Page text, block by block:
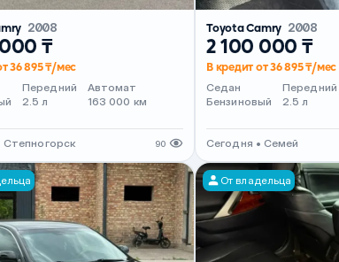
2008
₸
36 895 ₸/мес
Передний
2.5 л
Автомат
163 000 км
Степногорск 90
Toyota Camry 2008
2 100 000 ₸
В кредит от 36 895 ₸/мес
Седан
Бензиновый
Передний
2.5 л
Сегодня • Семей
От владельца